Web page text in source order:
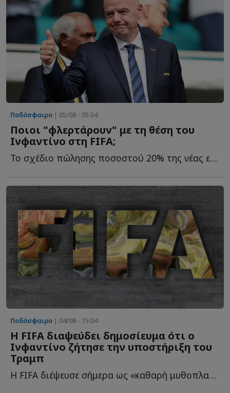
Ποδόσφαιρο | 05/08 - 05:34
Ποιοι "φλερτάρουν" με τη θέση του
Ινφαντίνο στη FIFA;
Το σχέδιο πώλησης ποσοστού 20% της νέας εμπορικής εταιρείας τ...
Ποδόσφαιρο | 04/08 - 15:04
Η FIFA διαψεύδει δημοσίευμα ότι ο
Ινφαντίνο ζήτησε την υποστήριξη του
Τραμπ
Η FIFA διέψευσε σήμερα ως «καθαρή μυθοπλασία» δημοσίευμα ό...